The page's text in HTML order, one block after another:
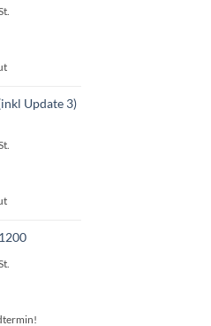
Update 3)